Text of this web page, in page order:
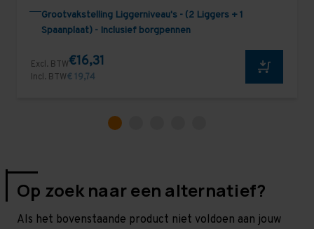
Grootvakstelling Liggerniveau's - (2 Liggers + 1
Spaanplaat) - Inclusief borgpennen
Excl. BTW€16,31
Incl. BTW€ 19,74
Op zoek naar een alternatief?
Als het bovenstaande product niet voldoen aan jouw